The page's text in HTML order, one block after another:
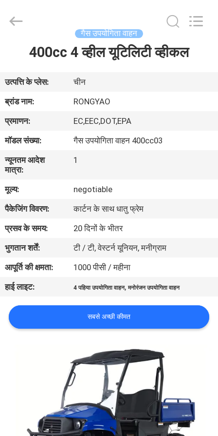
उत्पादों
हमारे
बारे
भ्रमण
गुणवत्ता
नियंत्रण
संपर्क
करें
एक
साइटमैप
Vehicle
Co.,Ltd.
गैस उपयोगिता वाहन
400cc 4 व्हील यूटिलिटी व्हीकल
उत्पत्ति के प्लेस:
चीन
ब्रांड नाम:
RONGYAO
प्रमाणन:
EC,EEC,DOT,EPA
मॉडल संख्या:
गैस उपयोगिता वाहन 400cc03
न्यूनतम आदेश
मात्रा:
1
मूल्य:
negotiable
पैकेजिंग विवरण:
कार्टन के साथ धातु फ्रेम
प्रसव के समय:
20 दिनों के भीतर
भुगतान शर्तें:
टी / टी, वेस्टर्न यूनियन, मनीग्राम
आपूर्ति की क्षमता:
1000 पीसी / महीना
हाई लाइट:
4 पहिया उपयोगिता वाहन,मनोरंजन उपयोगिता वाहन
सबसे अच्छी कीमत